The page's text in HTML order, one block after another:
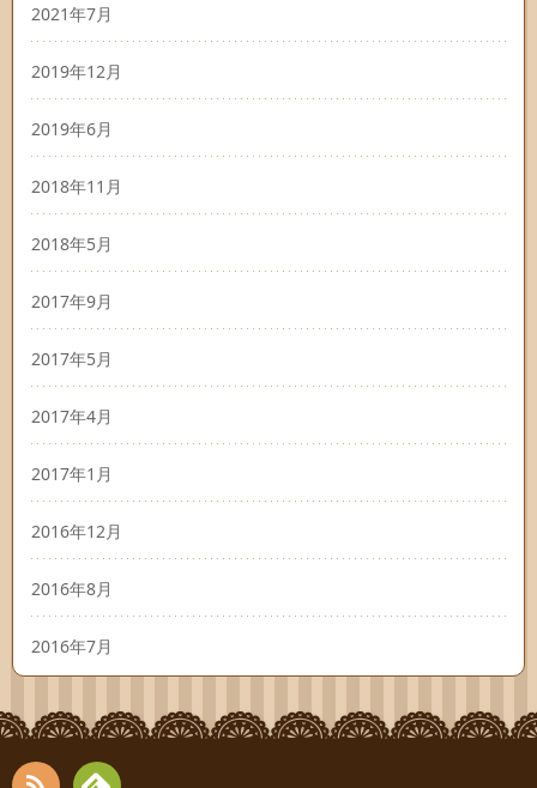
2021年7月
2019年12月
2019年6月
2018年11月
2018年5月
2017年9月
2017年5月
2017年4月
2017年1月
2016年12月
2016年8月
2016年7月